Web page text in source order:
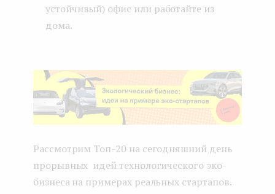
устойчивый) офис или работайте из
дома.
Рассмотрим Топ-20 на сегодняшний день
прорывных идей технологического эко-
бизнеса на примерах реальных стартапов.